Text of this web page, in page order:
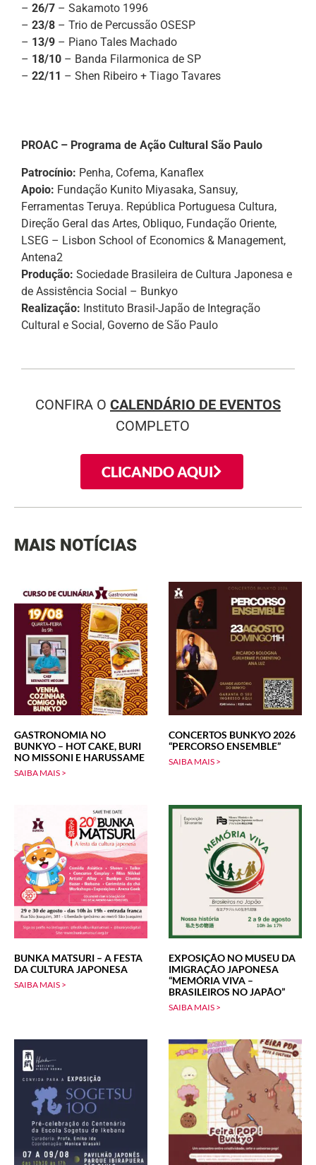
– 26/7 – Sakamoto 1996
– 23/8 – Trio de Percussão OSESP
– 13/9 – Piano Tales Machado
– 18/10 – Banda Filarmonica de SP
– 22/11 – Shen Ribeiro + Tiago Tavares
PROAC – Programa de Ação Cultural São Paulo
Patrocínio: Penha, Cofema, Kanaflex
Apoio: Fundação Kunito Miyasaka, Sansuy,
Ferramentas Teruya. República Portuguesa Cultura,
Direção Geral das Artes, Obliquo, Fundação Oriente,
LSEG – Lisbon School of Economics & Management,
Antena2
Produção: Sociedade Brasileira de Cultura Japonesa e
de Assistência Social – Bunkyo
Realização: Instituto Brasil-Japão de Integração
Cultural e Social, Governo de São Paulo
CONFIRA O CALENDÁRIO DE EVENTOS
COMPLETO
CLICANDO AQUI
MAIS NOTÍCIAS
GASTRONOMIA NO
BUNKYO – HOT CAKE, BURI
NO MISSONI E HARUSSAME
SAIBA MAIS >
CONCERTOS BUNKYO 2026
“PERCORSO ENSEMBLE”
SAIBA MAIS >
BUNKA MATSURI – A FESTA
DA CULTURA JAPONESA
SAIBA MAIS >
EXPOSIÇÃO NO MUSEU DA
IMIGRAÇÃO JAPONESA
“MEMÓRIA VIVA –
BRASILEIROS NO JAPÃO”
SAIBA MAIS >